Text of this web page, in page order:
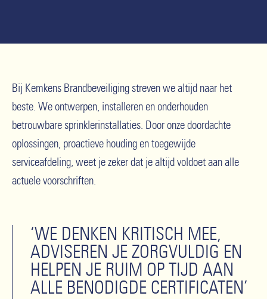
Bij Kemkens Brandbeveiliging streven we altijd naar het
beste. We ontwerpen, installeren en onderhouden
betrouwbare sprinklerinstallaties. Door onze doordachte
oplossingen, proactieve houding en toegewijde
serviceafdeling, weet je zeker dat je altijd voldoet aan alle
actuele voorschriften.
‘WE DENKEN KRITISCH MEE,
ADVISEREN JE ZORGVULDIG EN
HELPEN JE RUIM OP TIJD AAN
ALLE BENODIGDE CERTIFICATEN’